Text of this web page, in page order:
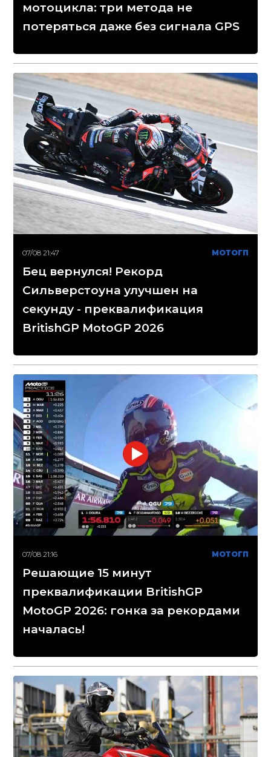
мотоцикла: три метода не
потеряться даже без сигнала GPS
07/08 21:47 МОТОГП
Бец вернулся! Рекорд
Сильверстоуна улучшен на
секунду - преквалификация
BritishGP MotoGP 2026
07/08 21:16 МОТОГП
Решающие 15 минут
преквалификации BritishGP
MotoGP 2026: гонка за рекордами
началась!